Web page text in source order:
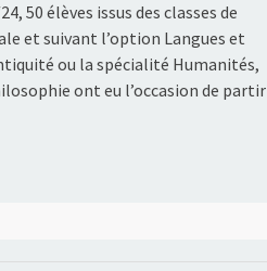
50 élèves issus des classes de
et suivant l’option Langues et
ou la spécialité Humanités,
ont eu l’occasion de partir